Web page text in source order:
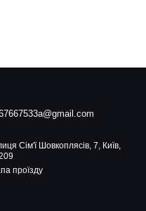
Сім'ї Шовкоплясів, 7, Київ,
проїзду